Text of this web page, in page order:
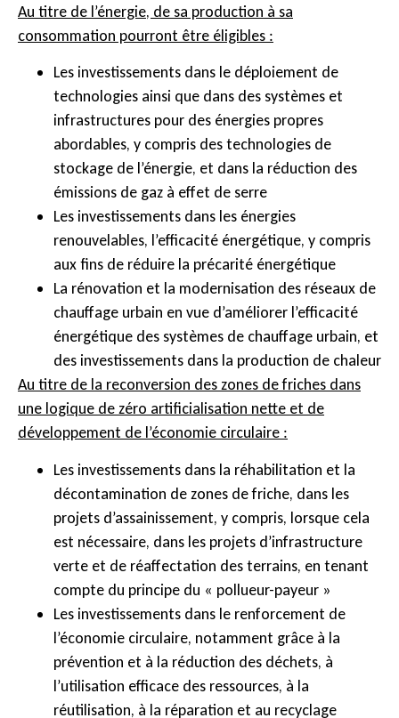
Au titre de l’énergie, de sa production à sa
consommation pourront être éligibles :
Les investissements dans le déploiement de
technologies ainsi que dans des systèmes et
infrastructures pour des énergies propres
abordables, y compris des technologies de
stockage de l’énergie, et dans la réduction des
émissions de gaz à effet de serre
Les investissements dans les énergies
renouvelables, l’efficacité énergétique, y compris
aux fins de réduire la précarité énergétique
La rénovation et la modernisation des réseaux de
chauffage urbain en vue d’améliorer l’efficacité
énergétique des systèmes de chauffage urbain, et
des investissements dans la production de chaleur
Au titre de la reconversion des zones de friches dans
une logique de zéro artificialisation nette et de
développement de l’économie circulaire :
Les investissements dans la réhabilitation et la
décontamination de zones de friche, dans les
projets d’assainissement, y compris, lorsque cela
est nécessaire, dans les projets d’infrastructure
verte et de réaffectation des terrains, en tenant
compte du principe du « pollueur-payeur »
Les investissements dans le renforcement de
l’économie circulaire, notamment grâce à la
prévention et à la réduction des déchets, à
l’utilisation efficace des ressources, à la
réutilisation, à la réparation et au recyclage